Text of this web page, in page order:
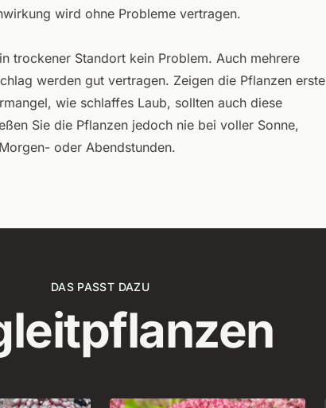
wird ohne Probleme vertragen.
trockener Standort kein Problem. Auch mehrere
werden gut vertragen. Zeigen die Pflanzen erste
wie schlaffes Laub, sollten auch diese
Sie die Pflanzen jedoch nie bei voller Sonne,
oder Abendstunden.
DAS PASST DAZU